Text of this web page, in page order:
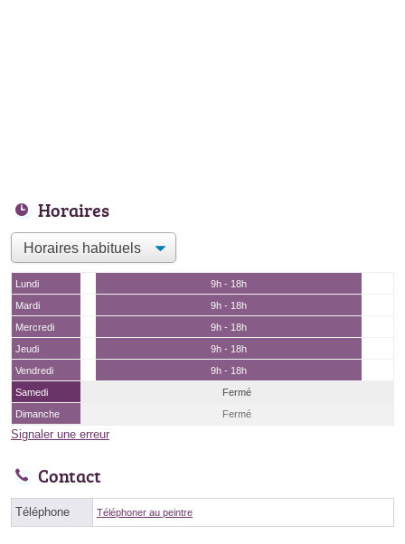
Horaires
Lundi
9h - 18h
Mardi
9h - 18h
Mercredi
9h - 18h
Jeudi
9h - 18h
Vendredi
9h - 18h
Samedi
Fermé
Dimanche
Fermé
Signaler une erreur
Contact
Téléphone Téléphoner au peintre